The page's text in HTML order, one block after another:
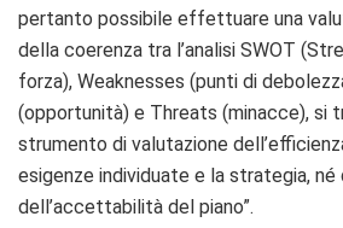
pertanto possibile effettuare una
della coerenza tra l’analisi SWOT
forza), Weaknesses (punti di
(opportunità) e Threats (minacce), si
strumento di valutazione
esigenze individuate e la strategia, né
dell’accettabilità del piano”.